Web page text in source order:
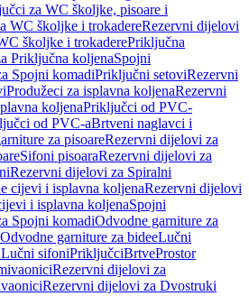
za WC školjke, pisoare i
WC školjke i trokadereRezervni dijelovi
školjke i trokaderePriključna
Priključna koljenaSpojni
Spojni komadiPriključni setoviRezervni
Produžeci za isplavna koljenaRezervni
koljenaPriključci od PVC-
od PVC-aBrtveni naglavci i
za pisoareRezervni dijelovi za
Sifoni pisoaraRezervni dijelovi za
Rezervni dijelovi za Spiralni
cijevi i isplavna koljenaRezervni dijelovi
i isplavna koljenaSpojni
Spojni komadiOdvodne garniture za
garniture za bideeLučni
sifoniPriključciBrtveProstor
Rezervni dijelovi za
Rezervni dijelovi za Dvostruki